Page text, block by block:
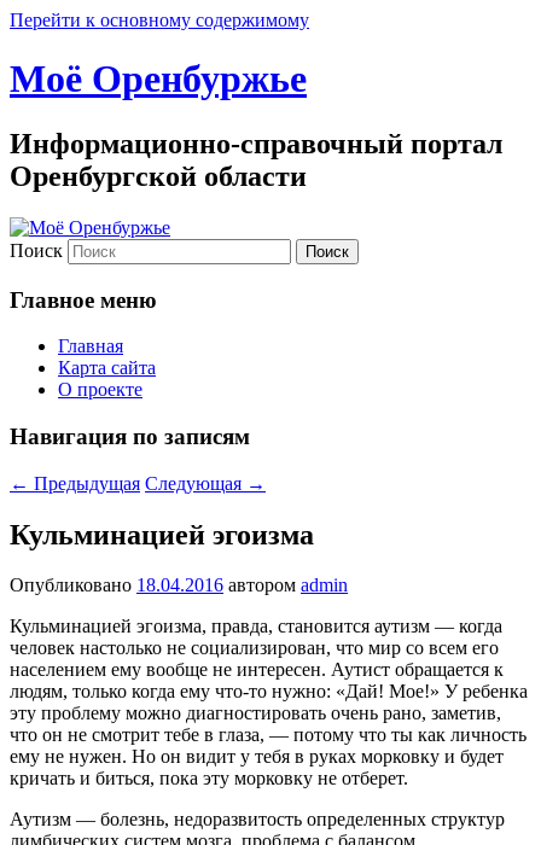
Перейти к основному содержимому
Моё Оренбуржье
Информационно-справочный портал
Оренбургской области
Поиск
Главное меню
Главная
Карта сайта
О проекте
Навигация по записям
← Предыдущая Следующая →
Кульминацией эгоизма
Опубликовано 18.04.2016 автором admin
Кульминацией эгоизма, правда, становится аутизм — когда
человек настолько не социализирован, что мир со всем его
населением ему вообще не интересен. Аутист обращается к
людям, только когда ему что-то нужно: «Дай! Мое!» У ребенка
эту проблему можно диагностировать очень рано, заметив,
что он не смотрит тебе в глаза, — потому что ты как личность
ему не нужен. Но он видит у тебя в руках морковку и будет
кричать и биться, пока эту морковку не отберет.
Аутизм — болезнь, недоразвитость определенных структур